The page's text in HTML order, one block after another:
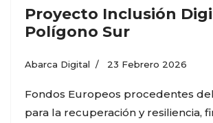
Proyecto Inclusión
Polígono Sur
Abarca Digital 23 Febrero 2026
Fondos Europeos procedentes
para la recuperación y resiliencia,